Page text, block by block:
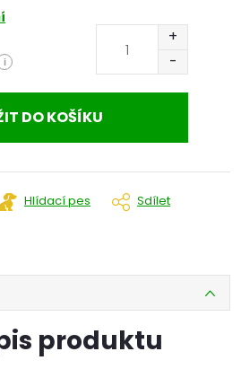
i
DO KOŠÍKU
Hlídací pes Sdílet
produktu